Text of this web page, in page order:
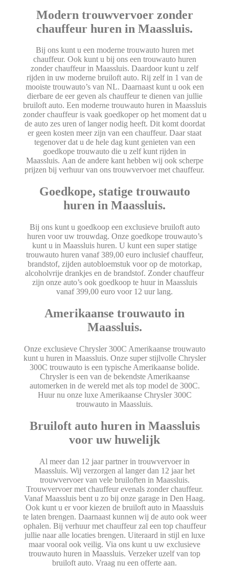
Modern trouwvervoer zonder
chauffeur huren in Maassluis.
Bij ons kunt u een moderne trouwauto huren met
chauffeur. Ook kunt u bij ons een trouwauto huren
zonder chauffeur in Maassluis. Daardoor kunt u zelf
rijden in uw moderne bruiloft auto. Rij zelf in 1 van de
mooiste trouwauto’s van NL. Daarnaast kunt u ook een
dierbare de eer geven als chauffeur te dienen van jullie
bruiloft auto. Een moderne trouwauto huren in Maassluis
zonder chauffeur is vaak goedkoper op het moment dat u
de auto zes uren of langer nodig heeft. Dit komt doordat
er geen kosten meer zijn van een chauffeur. Daar staat
tegenover dat u de hele dag kunt genieten van een
goedkope trouwauto die u zelf kunt rijden in
Maassluis. Aan de andere kant hebben wij ook scherpe
prijzen bij verhuur van ons trouwvervoer met chauffeur.
Goedkope, statige trouwauto
huren in Maassluis.
Bij ons kunt u goedkoop een exclusieve bruiloft auto
huren voor uw trouwdag. Onze goedkope trouwauto’s
kunt u in Maassluis huren. U kunt een super statige
trouwauto huren vanaf 389,00 euro inclusief chauffeur,
brandstof, zijden autobloemstuk voor op de motorkap,
alcoholvrije drankjes en de brandstof. Zonder chauffeur
zijn onze auto’s ook goedkoop te huur in Maassluis
vanaf 399,00 euro voor 12 uur lang.
Amerikaanse trouwauto in
Maassluis.
Onze exclusieve Chrysler 300C Amerikaanse trouwauto
kunt u huren in Maassluis. Onze super stijlvolle Chrysler
300C trouwauto is een typische Amerikaanse bolide.
Chrysler is een van de bekendste Amerikaanse
automerken in de wereld met als top model de 300C.
Huur nu onze luxe Amerikaanse Chrysler 300C
trouwauto in Maassluis.
Bruiloft auto huren in Maassluis
voor uw huwelijk
Al meer dan 12 jaar partner in trouwvervoer in
Maassluis. Wij verzorgen al langer dan 12 jaar het
trouwvervoer van vele bruiloften in Maassluis.
Trouwvervoer met chauffeur evenals zonder chauffeur.
Vanaf Maassluis bent u zo bij onze garage in Den Haag.
Ook kunt u er voor kiezen de bruiloft auto in Maassluis
te laten brengen. Daarnaast kunnen wij de auto ook weer
ophalen. Bij verhuur met chauffeur zal een top chauffeur
jullie naar alle locaties brengen. Uiteraard in stijl en luxe
maar vooral ook veilig. Via ons kunt u uw exclusieve
trouwauto huren in Maassluis. Verzeker uzelf van top
bruiloft auto. Vraag nu een offerte aan.